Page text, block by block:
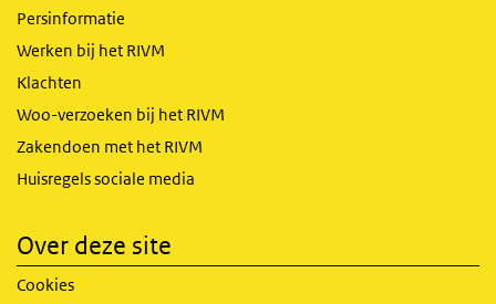
Persinformatie
Werken bij het RIVM
Klachten
Woo-verzoeken bij het RIVM
Zakendoen met het RIVM
Huisregels sociale media
Over deze site
Cookies